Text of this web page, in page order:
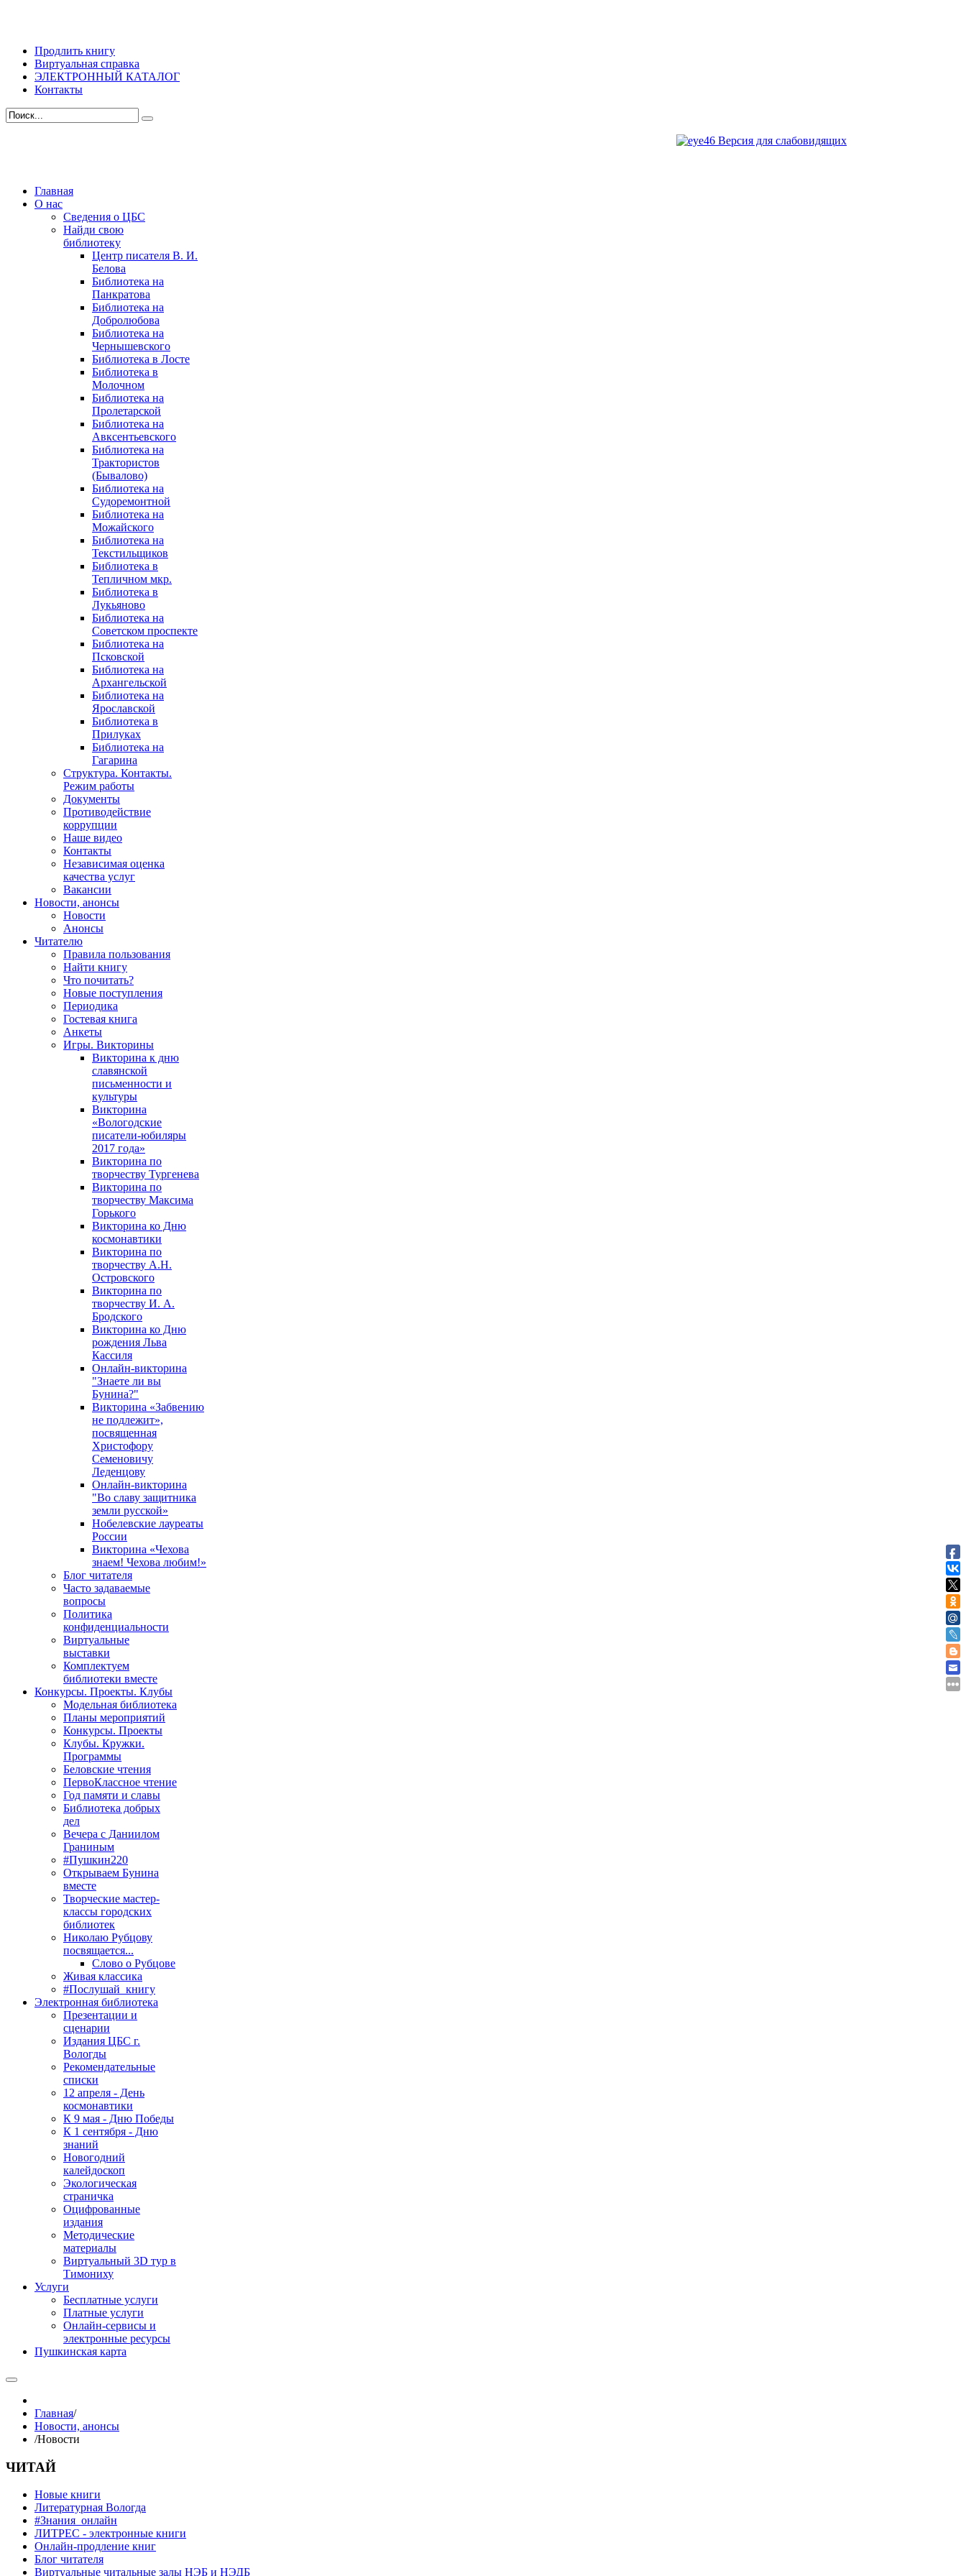
Продлить книгу
Виртуальная справка
ЭЛЕКТРОННЫЙ КАТАЛОГ
Контакты
Версия для слабовидящих
Главная
О нас
Сведения о ЦБС
Найди свою
библиотеку
Центр писателя В. И.
Белова
Библиотека на
Панкратова
Библиотека на
Добролюбова
Библиотека на
Чернышевского
Библиотека в Лосте
Библиотека в
Молочном
Библиотека на
Пролетарской
Библиотека на
Авксентьевского
Библиотека на
Трактористов
(Бывалово)
Библиотека на
Судоремонтной
Библиотека на
Можайского
Библиотека на
Текстильщиков
Библиотека в
Тепличном мкр.
Библиотека в
Лукьяново
Библиотека на
Советском проспекте
Библиотека на
Псковской
Библиотека на
Архангельской
Библиотека на
Ярославской
Библиотека в
Прилуках
Библиотека на
Гагарина
Структура. Контакты.
Режим работы
Документы
Противодействие
коррупции
Наше видео
Контакты
Независимая оценка
качества услуг
Вакансии
Новости, анонсы
Новости
Анонсы
Читателю
Правила пользования
Найти книгу
Что почитать?
Новые поступления
Периодика
Гостевая книга
Анкеты
Игры. Викторины
Викторина к дню
славянской
письменности и
культуры
Викторина
«Вологодские
писатели-юбиляры
2017 года»
Викторина по
творчеству Тургенева
Викторина по
творчеству Максима
Горького
Викторина ко Дню
космонавтики
Викторина по
творчеству А.Н.
Островского
Викторина по
творчеству И. А.
Бродского
Викторина ко Дню
рождения Льва
Кассиля
Онлайн-викторина
"Знаете ли вы
Бунина?"
Викторина «Забвению
не подлежит»,
посвященная
Христофору
Семеновичу
Леденцову
Онлайн-викторина
"Во славу защитника
земли русской»
Нобелевские лауреаты
России
Викторина «Чехова
знаем! Чехова любим!»
Блог читателя
Часто задаваемые
вопросы
Политика
конфиденциальности
Виртуальные
выставки
Комплектуем
библиотеки вместе
Конкурсы. Проекты. Клубы
Модельная библиотека
Планы мероприятий
Конкурсы. Проекты
Клубы. Кружки.
Программы
Беловские чтения
ПервоКлассное чтение
Год памяти и славы
Библиотека добрых
дел
Вечера с Даниилом
Граниным
#Пушкин220
Открываем Бунина
вместе
Творческие мастер-
классы городских
библиотек
Николаю Рубцову
посвящается...
Слово о Рубцове
Живая классика
#Послушай_книгу
Электронная библиотека
Презентации и
сценарии
Издания ЦБС г.
Вологды
Рекомендательные
списки
12 апреля - День
космонавтики
К 9 мая - Дню Победы
К 1 сентября - Дню
знаний
Новогодний
калейдоскоп
Экологическая
страничка
Оцифрованные
издания
Методические
материалы
Виртуальный 3D тур в
Тимониху
Услуги
Бесплатные услуги
Платные услуги
Онлайн-сервисы и
электронные ресурсы
Пушкинская карта
Главная/
Новости, анонсы
/Новости
ЧИТАЙ
Новые книги
Литературная Вологда
#Знания_онлайн
ЛИТРЕС - электронные книги
Онлайн-продление книг
Блог читателя
Виртуальные читальные залы НЭБ и НЭДБ